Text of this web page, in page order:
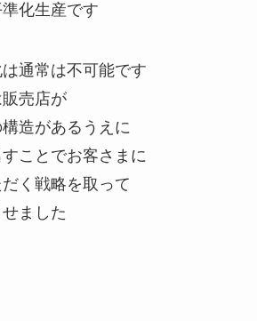
化生産です
通常は不可能です
売店が
造があるうえに
ことでお客さまに
く戦略を取って
ました